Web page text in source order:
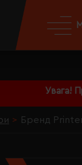
Увага!
Бренд